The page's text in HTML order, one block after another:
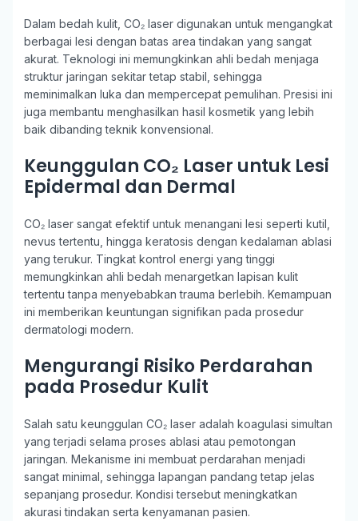
Dalam bedah kulit, CO₂ laser digunakan untuk mengangkat
berbagai lesi dengan batas area tindakan yang sangat
akurat. Teknologi ini memungkinkan ahli bedah menjaga
struktur jaringan sekitar tetap stabil, sehingga
meminimalkan luka dan mempercepat pemulihan. Presisi ini
juga membantu menghasilkan hasil kosmetik yang lebih
baik dibanding teknik konvensional.
Keunggulan CO₂ Laser untuk Lesi
Epidermal dan Dermal
CO₂ laser sangat efektif untuk menangani lesi seperti kutil,
nevus tertentu, hingga keratosis dengan kedalaman ablasi
yang terukur. Tingkat kontrol energi yang tinggi
memungkinkan ahli bedah menargetkan lapisan kulit
tertentu tanpa menyebabkan trauma berlebih. Kemampuan
ini memberikan keuntungan signifikan pada prosedur
dermatologi modern.
Mengurangi Risiko Perdarahan
pada Prosedur Kulit
Salah satu keunggulan CO₂ laser adalah koagulasi simultan
yang terjadi selama proses ablasi atau pemotongan
jaringan. Mekanisme ini membuat perdarahan menjadi
sangat minimal, sehingga lapangan pandang tetap jelas
sepanjang prosedur. Kondisi tersebut meningkatkan
akurasi tindakan serta kenyamanan pasien.